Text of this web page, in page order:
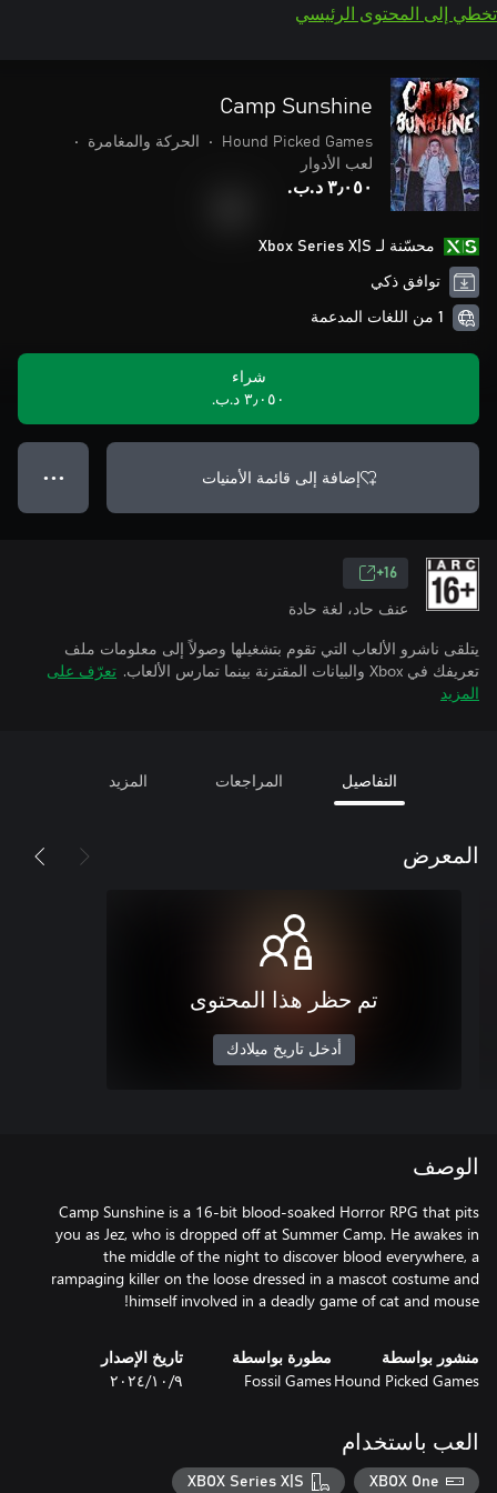
تخطي إلى المحتوى الرئيسي
Camp Sunshine
Hound Picked Games
• الحركة والمغامرة
•
لعب الأدوار
٣٫٠٥٠ د.ب.‏
محسّنة لـ Xbox Series X|S
توافق ذكي
1 من اللغات المدعمة
شراء
٣٫٠٥٠ د.ب.‏
إضافة إلى قائمة الأمنيات ● ● ●
16+
عنف حاد، لغة حادة
يتلقى ناشرو الألعاب التي تقوم بتشغيلها وصولاً إلى معلومات ملف
تعريفك في Xbox والبيانات المقترنة بينما تمارس الألعاب.
تعرّف على
المزيد
التفاصيل المراجعات المزيد
المعرض
تم حظر هذا المحتوى
أدخل تاريخ ميلادك
الوصف
Camp Sunshine is a 16-bit blood-soaked Horror RPG that pits
you as Jez, who is dropped off at Summer Camp. He awakes in
the middle of the night to discover blood everywhere, a
rampaging killer on the loose dressed in a mascot costume and
himself involved in a deadly game of cat and mouse!
منشور بواسطة
Hound Picked Games
مطورة بواسطة
Fossil Games
تاريخ الإصدار
٩‏/١٠‏/٢٠٢٤
العب باستخدام
XBOX One
XBOX Series X|S